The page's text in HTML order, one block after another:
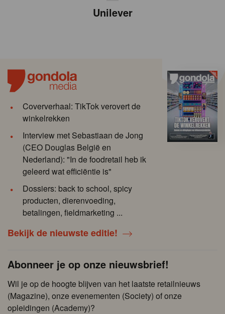
Unilever
Coververhaal: TikTok verovert de
winkelrekken
Interview met Sebastiaan de Jong
(CEO Douglas België en
Nederland): "In de foodretail heb ik
geleerd wat efficiëntie is"
Dossiers: back to school, spicy
producten, dierenvoeding,
betalingen, fieldmarketing ...
Bekijk de nieuwste editie!
Abonneer je op onze nieuwsbrief!
Wil je op de hoogte blijven van het laatste retailnieuws
(Magazine), onze evenementen (Society) of onze
opleidingen (Academy)?